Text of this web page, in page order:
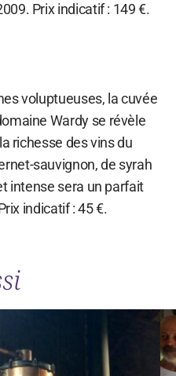
Prix indicatif : 149 €.
voluptueuses, la cuvée
Wardy se révèle
richesse des vins du
sauvignon, de syrah
intense sera un parfait
indicatif : 45 €.